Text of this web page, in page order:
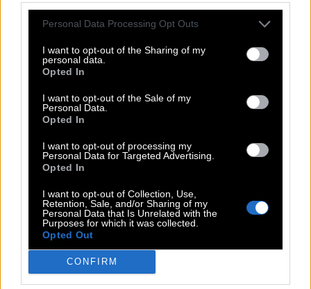
Personal Data Processing Opt Outs
I want to opt-out of the Sharing of my
personal data.
Opted In
I want to opt-out of the Sale of my
Personal Data.
Opted In
I want to opt-out of processing my
Personal Data for Targeted Advertising.
Opted In
I want to opt-out of Collection, Use,
Retention, Sale, and/or Sharing of my
Personal Data that Is Unrelated with the
Purposes for which it was collected.
Opted Out
CONFIRM
Kreuzworträtsel-Lösen und haben Sie jede Menge Spaß –
und das alles kostenlos! Diese Seite enthält Antworten auf
Brennbares Sediment aus Mooren
Die Antwort auf diese Frage:
O R F
Jean __, spielte 1994 Léon in Léon – Der Profi
Männliches Gegenstück zur Sau
Hochgebirge in den Karpaten; Automarke
Disney-Film über einen Elefanten mit großen Ohren
Erster aufrecht gehender Mensch: Homo __
Diese Farbe hat im Skat typ. den niedrigsten Wert